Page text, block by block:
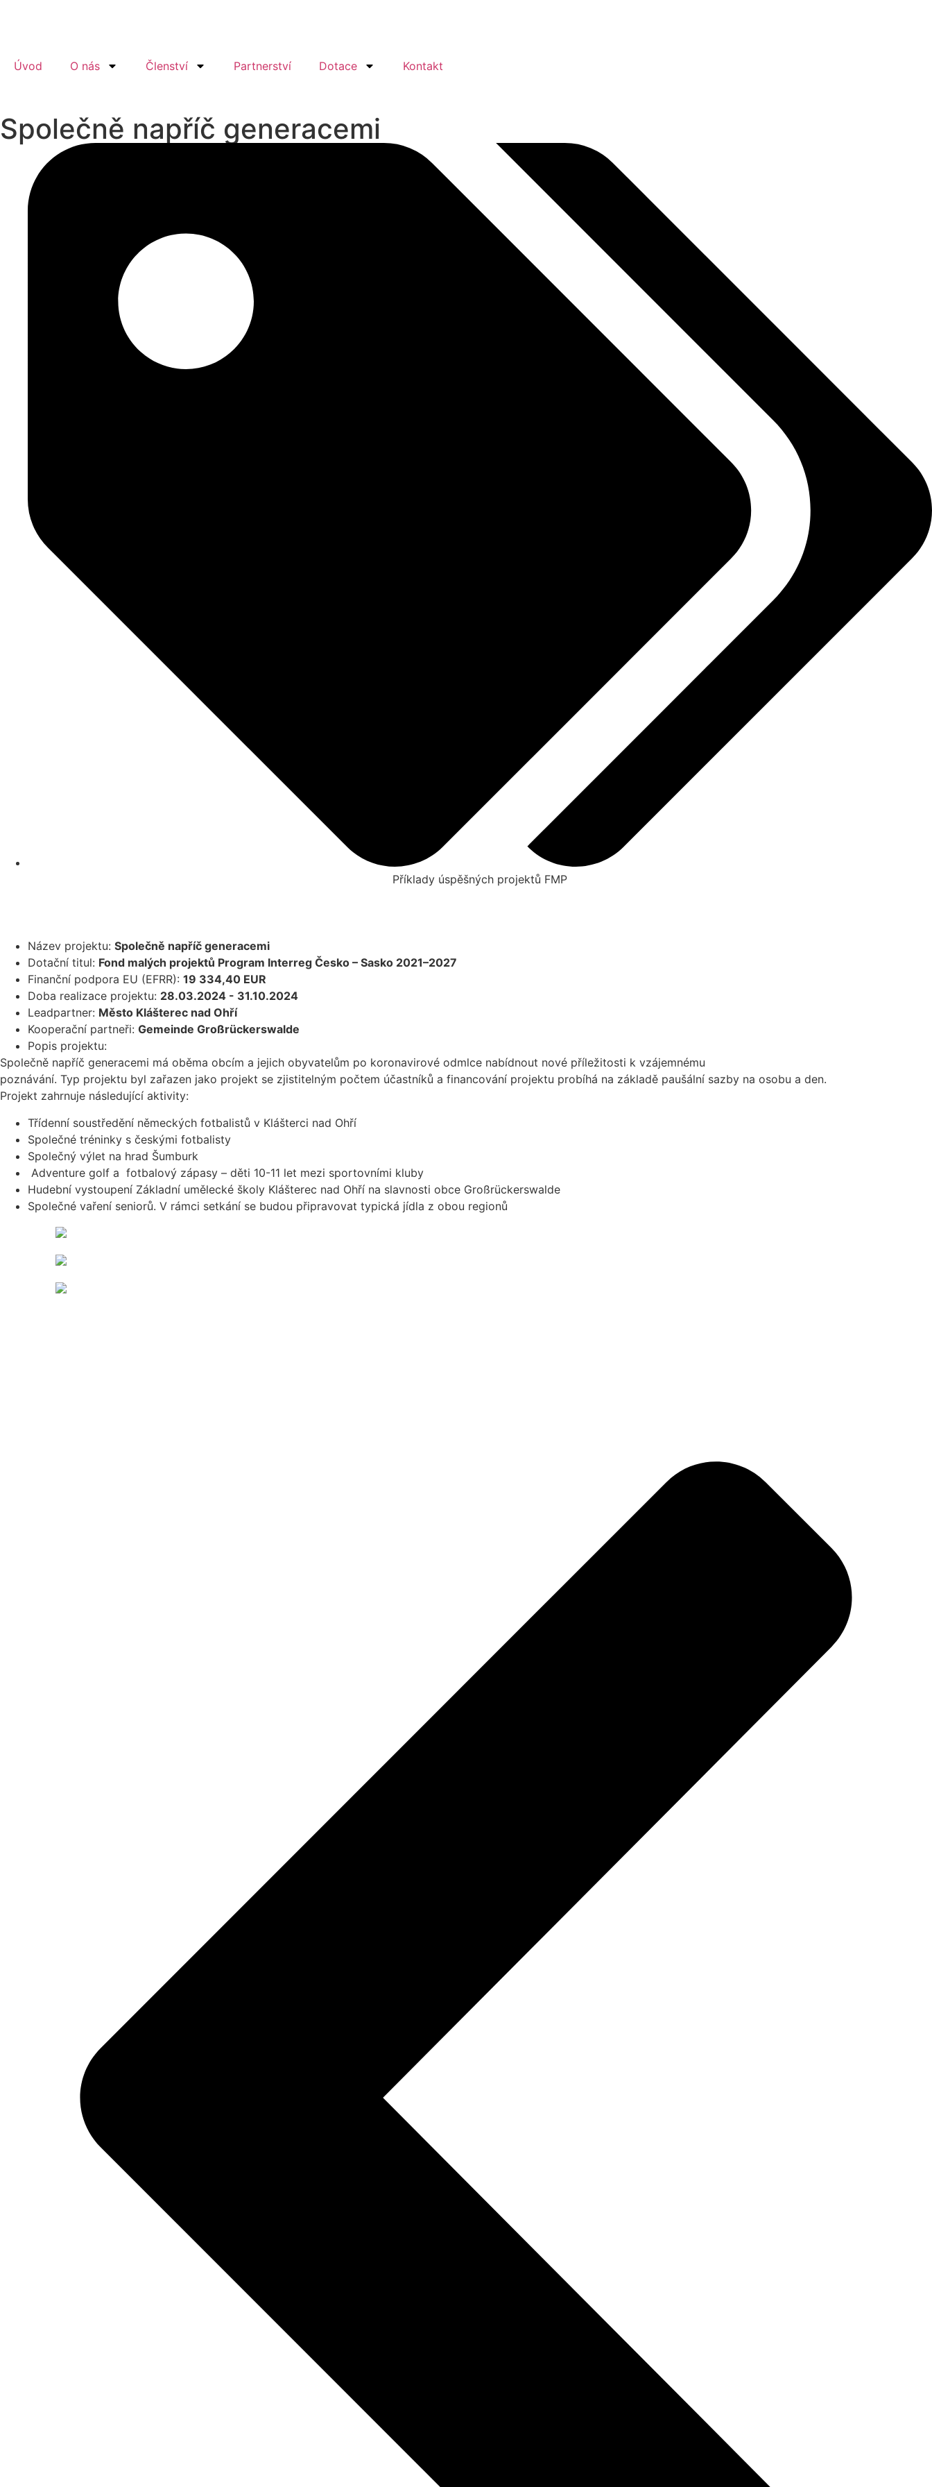
Úvod O nás Členství Partnerství Dotace Kontakt
Společně napříč generacemi
Příklady úspěšných projektů FMP
Název projektu: Společně napříč generacemi
Dotační titul: Fond malých projektů Program Interreg Česko – Sasko 2021–2027
Finanční podpora EU (EFRR): 19 334,40 EUR
Doba realizace projektu: 28.03.2024 - 31.10.2024
Leadpartner: Město Klášterec nad Ohří
Kooperační partneři: Gemeinde Großrückerswalde
Popis projektu:
Společně napříč generacemi má oběma obcím a jejich obyvatelům po koronavirové odmlce nabídnout nové příležitosti k vzájemnému
poznávání. Typ projektu byl zařazen jako projekt se zjistitelným počtem účastníků a financování projektu probíhá na základě paušální sazby na osobu a den.
Projekt zahrnuje následující aktivity:
Třídenní soustředění německých fotbalistů v Klášterci nad Ohří
Společné tréninky s českými fotbalisty
Společný výlet na hrad Šumburk
Adventure golf a fotbalový zápasy – děti 10-11 let mezi sportovními kluby
Hudební vystoupení Základní umělecké školy Klášterec nad Ohří na slavnosti obce Großrückerswalde
Společné vaření seniorů. V rámci setkání se budou připravovat typická jídla z obou regionů